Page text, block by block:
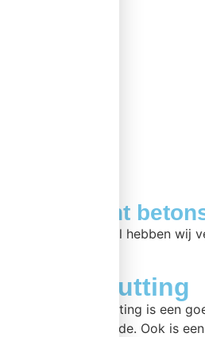
Assortiment
Bij betonschutting.nl hebben wij
Betonschutting
Een betonnen schutting is een
is nagenoeg hetzelfde. Ook is